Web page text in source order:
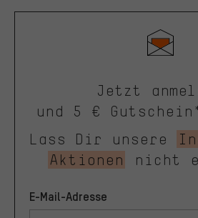
Jetzt
und 5 €
Lass Dir unsere
Aktionen
nicht
E-Mail-Adresse